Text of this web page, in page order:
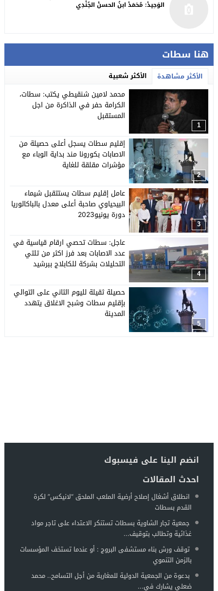
هنا سطات
الأكثر مشاهدة الأكثر شعبية
1
محمد لامين شنقيطي يكتب: سطات،
الكرامة حفر في الذاكرة من اجل
المستقبل
2
إقليم سطات يسجل أعلى حصيلة من
الاصابات بكورونا مند بداية الوباء مع
مؤشرات مقلقة للغاية
3
عامل إقليم سطات يستتقبل شيماء
البيحياوي صاحبة أعلى معدل بالباكالوريا
دورة يونيو2023
4
عاجل: سطات تحصي ارقام قياسية في
عدد الاصابات بعد فرز اكثر من تلتي
التحليلات بشركة للكابلاج ببرشيد
5
حصيلة ثقيلة لليوم الثاني على التوالي
بإقليم سطات وشبح الاغلاق يتهدد
المدينة
الوَحِيدْ: مُحَمَدْ ابنُ الحسنْ الجُنْدِي
انضم الينا على فيسبوك
احدث المقالات
انطلاق أشغال إصلاح أرضية الملعب الملحق “لانيكس” لكرة
القدم بسطات
جمعية تجار الشاوية بسطات تستنكر الاعتداء على تاجر مواد
غذائية وتطالب بتوقيف...
توقف ورش بناء مستشفى البروج : أو عندما تستخف المؤسسات
بالزمن التنموي
بدعوة من الجمعية الدولية للمغاربة من أجل التسامح.. محمد
ضعلي يشارك في...